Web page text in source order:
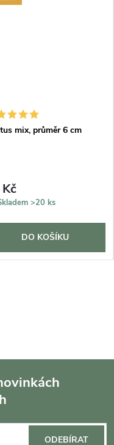
mix, průměr 6 cm
>20 ks
DO KOŠÍKU
ODEBÍRAT